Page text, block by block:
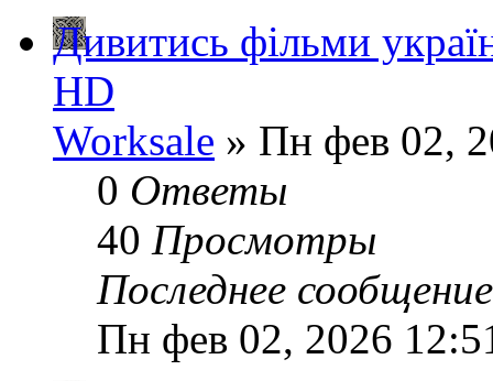
Дивитись фільми
HD
Worksale » Пн фев 02,
0 Ответы
40 Просмотры
Последнее
Пн фев 02, 2026